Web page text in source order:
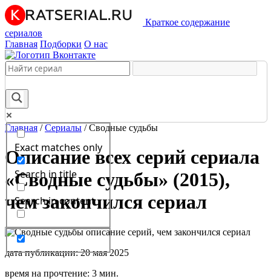
Краткое содержание
сериалов
Главная Подборки О нас
Exact matches only
Search in title
Search in content
Главная /Сериалы /Сводные судьбы
Описание всех серий сериала
«Сводные судьбы» (2015),
чем закончился сериал
дата публикации: 20 мая 2025
время на прочтение: 3 мин.